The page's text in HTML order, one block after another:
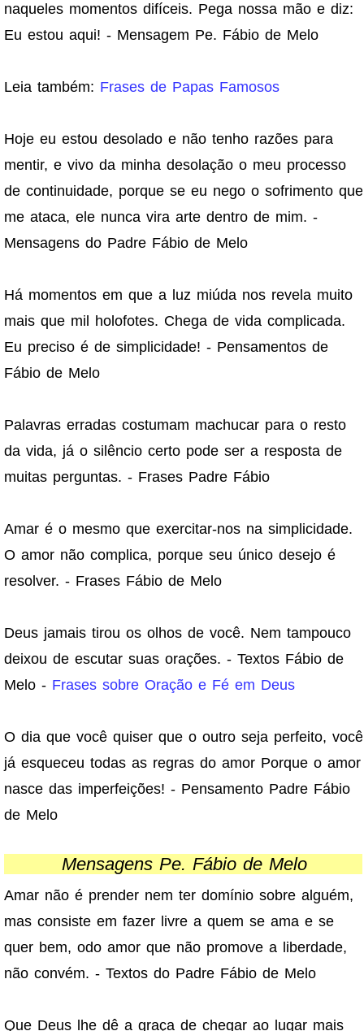
naqueles momentos difíceis. Pega nossa mão e diz:
Eu estou aqui! - Mensagem Pe. Fábio de Melo
Leia também: Frases de Papas Famosos
Hoje eu estou desolado e não tenho razões para
mentir, e vivo da minha desolação o meu processo
de continuidade, porque se eu nego o sofrimento que
me ataca, ele nunca vira arte dentro de mim. -
Mensagens do Padre Fábio de Melo
Há momentos em que a luz miúda nos revela muito
mais que mil holofotes. Chega de vida complicada.
Eu preciso é de simplicidade! - Pensamentos de
Fábio de Melo
Palavras erradas costumam machucar para o resto
da vida, já o silêncio certo pode ser a resposta de
muitas perguntas. - Frases Padre Fábio
Amar é o mesmo que exercitar-nos na simplicidade.
O amor não complica, porque seu único desejo é
resolver. - Frases Fábio de Melo
Deus jamais tirou os olhos de você. Nem tampouco
deixou de escutar suas orações. - Textos Fábio de
Melo - Frases sobre Oração e Fé em Deus
O dia que você quiser que o outro seja perfeito, você
já esqueceu todas as regras do amor Porque o amor
nasce das imperfeições! - Pensamento Padre Fábio
de Melo
Mensagens Pe. Fábio de Melo
Amar não é prender nem ter domínio sobre alguém,
mas consiste em fazer livre a quem se ama e se
quer bem, odo amor que não promove a liberdade,
não convém. - Textos do Padre Fábio de Melo
Que Deus lhe dê a graça de chegar ao lugar mais